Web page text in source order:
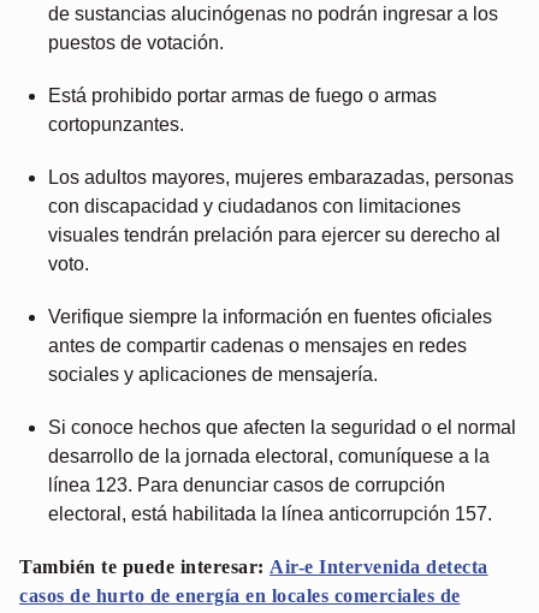
de sustancias alucinógenas no podrán ingresar a los
puestos de votación.
Está prohibido portar armas de fuego o armas
cortopunzantes.
Los adultos mayores, mujeres embarazadas, personas
con discapacidad y ciudadanos con limitaciones
visuales tendrán prelación para ejercer su derecho al
voto.
Verifique siempre la información en fuentes oficiales
antes de compartir cadenas o mensajes en redes
sociales y aplicaciones de mensajería.
Si conoce hechos que afecten la seguridad o el normal
desarrollo de la jornada electoral, comuníquese a la
línea 123. Para denunciar casos de corrupción
electoral, está habilitada la línea anticorrupción 157.
También te puede interesar: Air-e Intervenida detecta
casos de hurto de energía en locales comerciales de